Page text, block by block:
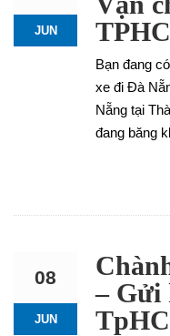
JUN
Bạn đang
xe đi Đà
Nẵng tại
đang băng
08
JUN
– Gửi